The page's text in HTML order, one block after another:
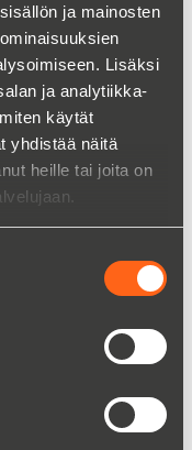
ja mainosten
Lisäksi
ja analytiikka-
käytät
yhdistää näitä
heille tai joita on